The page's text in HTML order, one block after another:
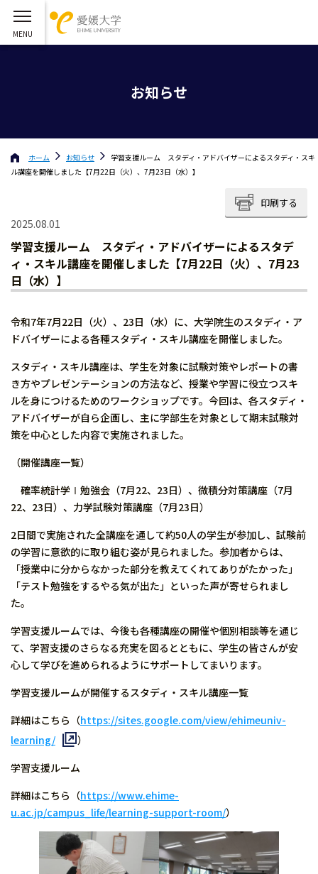
お知らせ
ホーム お知らせ
学習支援ルーム スタディ・アドバイザーによるスタディ・スキ
ル講座を開催しました【7月22日（火）、7月23日（水）】
印刷する
2025.08.01
学習支援ルーム スタディ・アドバイザーによるスタデ
ィ・スキル講座を開催しました【7月22日（火）、7月23
日（水）】
令和7年7月22日（火）、23日（水）に、大学院生のスタディ・ア
ドバイザーによる各種スタディ・スキル講座を開催しました。
スタディ・スキル講座は、学生を対象に試験対策やレポートの書
き方やプレゼンテーションの方法など、授業や学習に役立つスキ
ルを身につけるためのワークショップです。今回は、各スタディ・
アドバイザーが自ら企画し、主に学部生を対象として期末試験対
策を中心とした内容で実施されました。
（開催講座一覧）
確率統計学Ⅰ勉強会（7月22、23日）、微積分対策講座（7月
22、23日）、力学試験対策講座（7月23日）
2日間で実施された全講座を通して約50人の学生が参加し、試験前
の学習に意欲的に取り組む姿が見られました。参加者からは、
「授業中に分からなかった部分を教えてくれてありがたかった」
「テスト勉強をするやる気が出た」といった声が寄せられまし
た。
学習支援ルームでは、今後も各種講座の開催や個別相談等を通じ
て、学習支援のさらなる充実を図るとともに、学生の皆さんが安
心して学びを進められるようにサポートしてまいります。
学習支援ルームが開催するスタディ・スキル講座一覧
詳細はこちら（https://sites.google.com/view/ehimeuniv-
learning/
）
学習支援ルーム
詳細はこちら（https://www.ehime-
u.ac.jp/campus_life/learning-support-room/）